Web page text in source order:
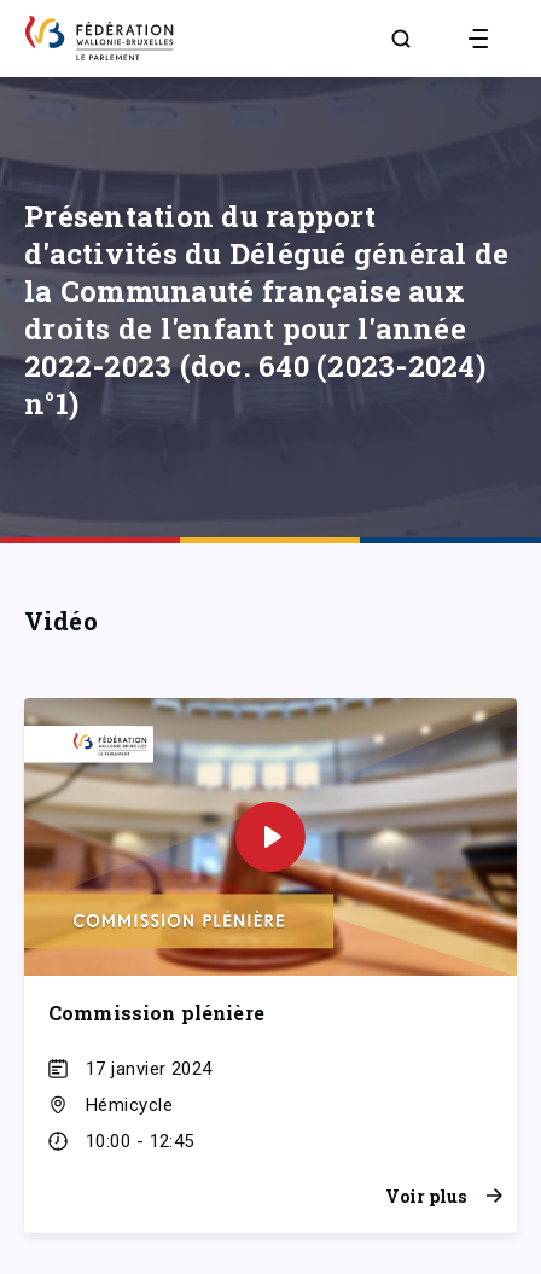
Aller à la page
Présentation du rapport
d'activités du Délégué général de
la Communauté française aux
droits de l'enfant pour l'année
2022-2023 (doc. 640 (2023-2024)
n°1)
Vidéo
Commission plénière
17 janvier 2024
Hémicycle
10:00 - 12:45
Voir plus